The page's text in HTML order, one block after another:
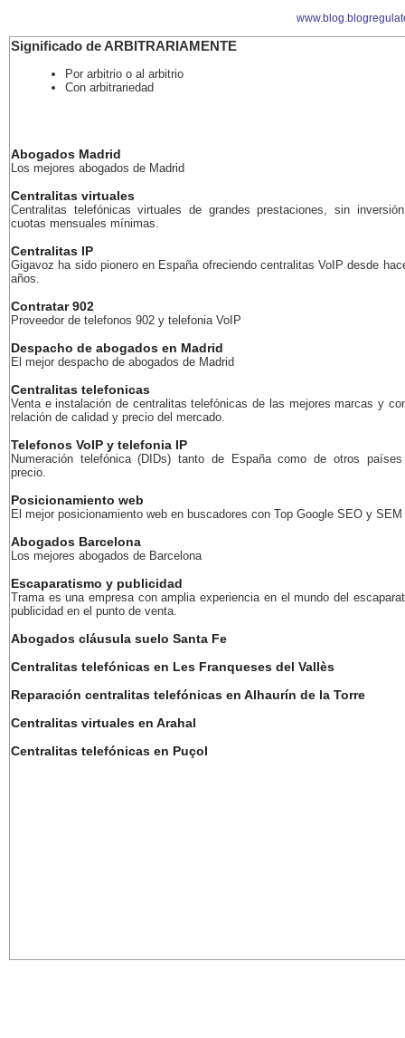
Significado de ARBITRARIAMENTE
Por arbitrio o al arbitrio
Con arbitrariedad
Abogados Madrid
Los mejores abogados de Madrid
Centralitas virtuales
Centralitas telefónicas virtuales de grandes prestaciones, sin
cuotas mensuales mínimas.
Centralitas IP
Gigavoz ha sido pionero en España ofreciendo centralitas VoIP desde
años.
Contratar 902
Proveedor de telefonos 902 y telefonia VoIP
Despacho de abogados en Madrid
El mejor despacho de abogados de Madrid
Centralitas telefonicas
Venta e instalación de centralitas telefónicas de las mejores marcas y
relación de calidad y precio del mercado.
Telefonos VoIP y telefonia IP
Numeración telefónica (DIDs) tanto de España como de otros
precio.
Posicionamiento web
El mejor posicionamiento web en buscadores con Top Google SEO y SEM
Abogados Barcelona
Los mejores abogados de Barcelona
Escaparatismo y publicidad
Trama es una empresa con amplia experiencia en el mundo del
publicidad en el punto de venta.
Abogados cláusula suelo Santa Fe
Centralitas telefónicas en Les Franqueses del Vallès
Reparación centralitas telefónicas en Alhaurín de la Torre
Centralitas virtuales en Arahal
Centralitas telefónicas en Puçol